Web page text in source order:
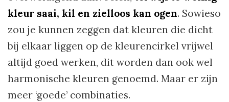
kleur saai, kil en zielloos kan ogen. Sowieso
zou je kunnen zeggen dat kleuren die dicht
bij elkaar liggen op de kleurencirkel vrijwel
altijd goed werken, dit worden dan ook wel
harmonische kleuren genoemd. Maar er zijn
meer ‘goede’ combinaties.